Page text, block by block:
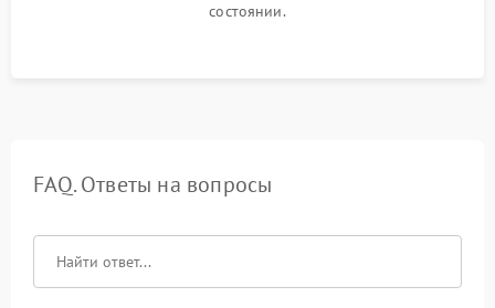
состоянии.
FAQ. Ответы на вопросы